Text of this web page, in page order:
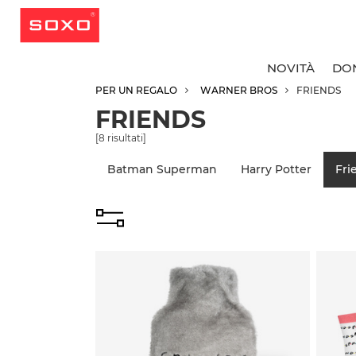
NOVITÀ
PER UN REGALO WARNER BROS FRIENDS
FRIENDS
[8 risultati]
Batman Superman Harry Potter